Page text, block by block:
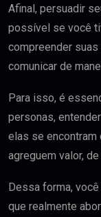
Afinal, persuadir
possível se você
compreender
comunicar de
Para isso, é
personas,
elas se encontram
agreguem valor,
Dessa forma,
que realmente